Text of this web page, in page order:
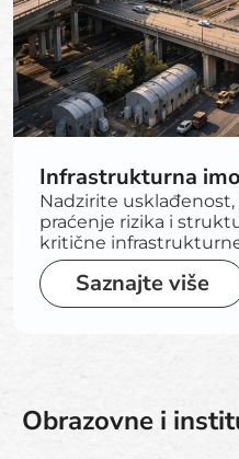
Infrastrukturna
Nadzirite
praćenje rizika i
kritične
Saznajte više
Obrazovne i